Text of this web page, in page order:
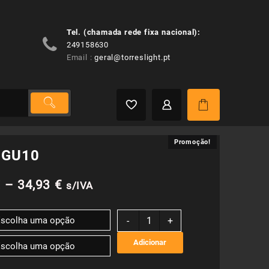
Tel. (chamada rede fixa nacional):
249158630
Email :geral@torreslight.pt
Promoção!
– 34,93 €Price
range:
13,85 €
through
s/IVA
-
Quantidade
Natan
GU10
+
Adicionar
Promoção!